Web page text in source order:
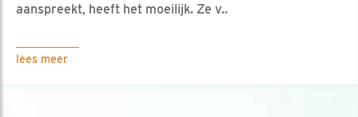
aanspreekt, heeft het moeilijk. Ze v..
lees meer